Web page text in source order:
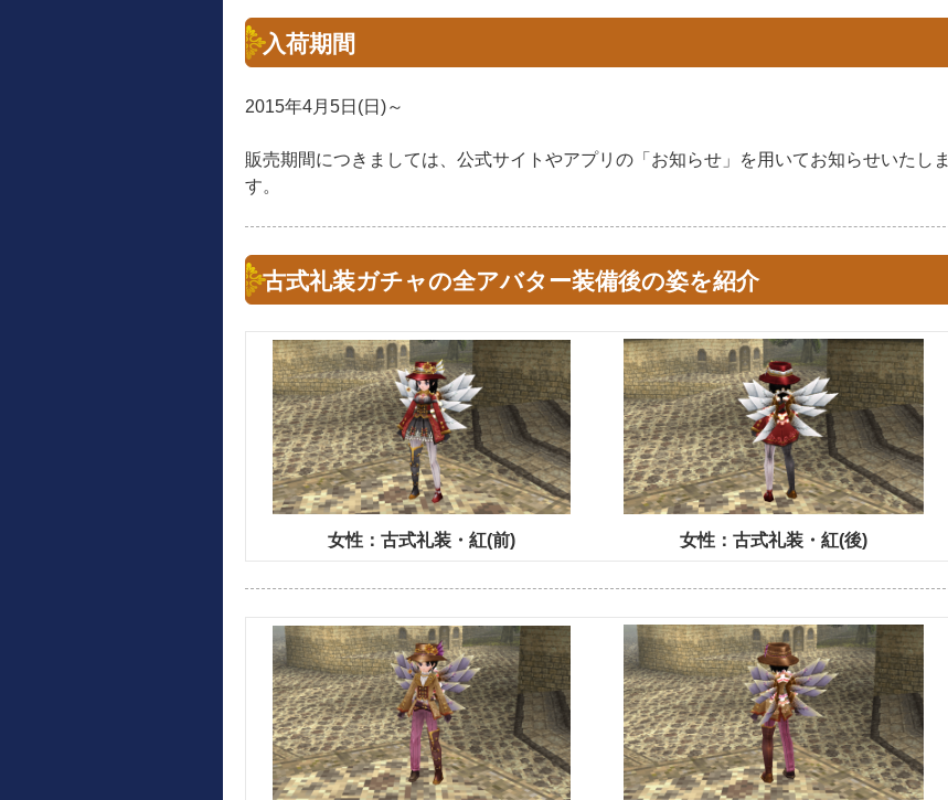
入荷期間
2015年4月5日(日)～
販売期間につきましては、公式サイトやアプリの「お知らせ」を用いてお知らせいたしま
す。
古式礼装ガチャの全アバター装備後の姿を紹介
女性：古式礼装・紅(前) 女性：古式礼装・紅(後)